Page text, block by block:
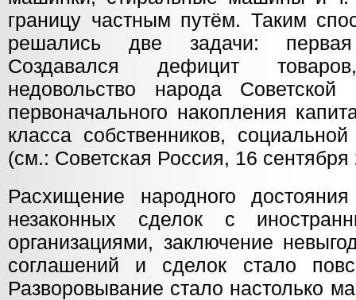
границу частным путём. Таким
решались две задачи:
Создавался дефицит
недовольство народа
первоначального накопления
класса собственников,
(см.: Советская Россия, 16 сентября
Расхищение народного
незаконных сделок с
организациями, заключение
соглашений и сделок стало
Разворовывание стало настолько